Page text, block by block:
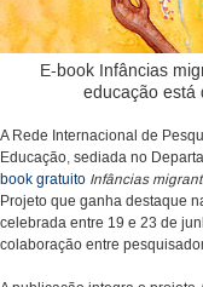
E-book Infâncias
educação está
A Rede Internacional de
Educação, sediada no
book gratuito Infâncias
Projeto que ganha destaque
celebrada entre 19 e 23 de
colaboração entre